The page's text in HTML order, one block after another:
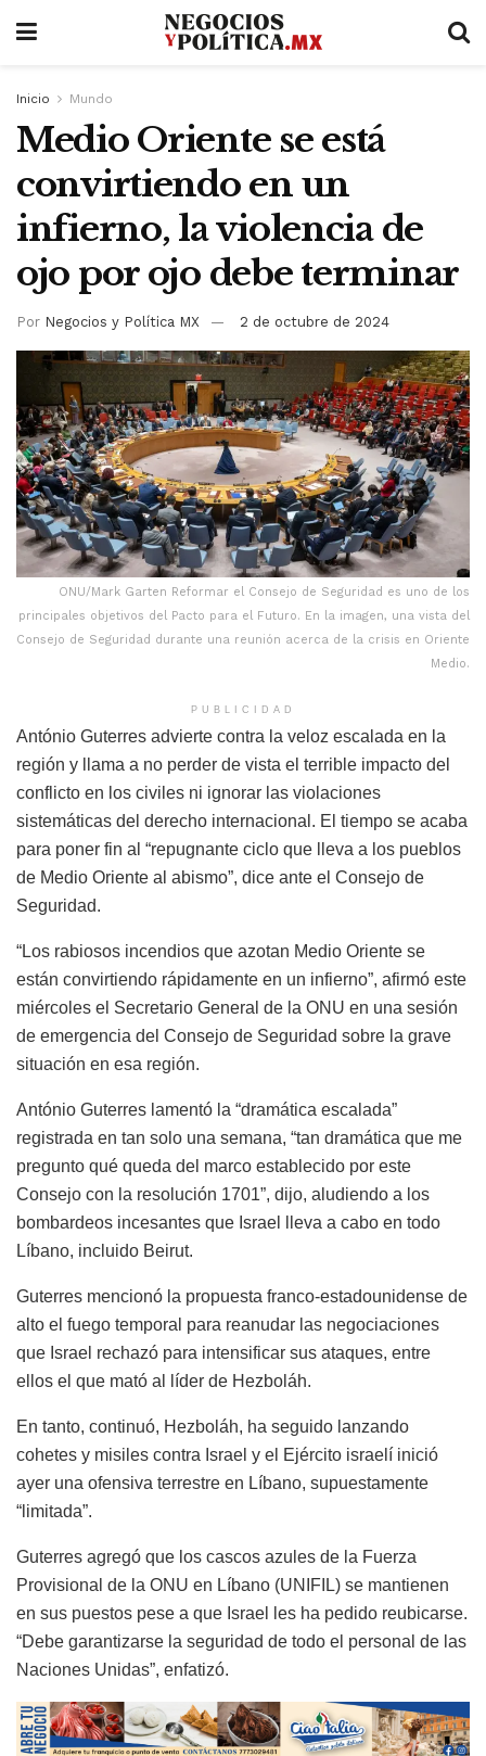
Inicio Mundo
Medio Oriente se está
convirtiendo en un
infierno, la violencia de
ojo por ojo debe terminar
Por Negocios y Política MX 2 de octubre de 2024
ONU/Mark Garten Reformar el Consejo de Seguridad es uno de los
principales objetivos del Pacto para el Futuro. En la imagen, una vista del
Consejo de Seguridad durante una reunión acerca de la crisis en Oriente
Medio.
PUBLICIDAD
António Guterres advierte contra la veloz escalada en la
región y llama a no perder de vista el terrible impacto del
conflicto en los civiles ni ignorar las violaciones
sistemáticas del derecho internacional. El tiempo se acaba
para poner fin al “repugnante ciclo que lleva a los pueblos
de Medio Oriente al abismo”, dice ante el Consejo de
Seguridad.
“Los rabiosos incendios que azotan Medio Oriente se
están convirtiendo rápidamente en un infierno”, afirmó este
miércoles el Secretario General de la ONU en una sesión
de emergencia del Consejo de Seguridad sobre la grave
situación en esa región.
António Guterres lamentó la “dramática escalada”
registrada en tan solo una semana, “tan dramática que me
pregunto qué queda del marco establecido por este
Consejo con la resolución 1701”, dijo, aludiendo a los
bombardeos incesantes que Israel lleva a cabo en todo
Líbano, incluido Beirut.
Guterres mencionó la propuesta franco-estadounidense de
alto el fuego temporal para reanudar las negociaciones
que Israel rechazó para intensificar sus ataques, entre
ellos el que mató al líder de Hezboláh.
En tanto, continuó, Hezboláh, ha seguido lanzando
cohetes y misiles contra Israel y el Ejército israelí inició
ayer una ofensiva terrestre en Líbano, supuestamente
“limitada”.
Guterres agregó que los cascos azules de la Fuerza
Provisional de la ONU en Líbano (UNIFIL) se mantienen
en sus puestos pese a que Israel les ha pedido reubicarse.
“Debe garantizarse la seguridad de todo el personal de las
Naciones Unidas”, enfatizó.